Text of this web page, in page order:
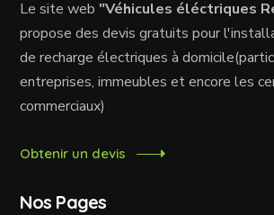
Le site web "Véhicules éléctriques
propose des devis gratuits pour
de recharge électriques à
entreprises, immeubles et encore les
commerciaux)
Obtenir un devis
Nos Pages